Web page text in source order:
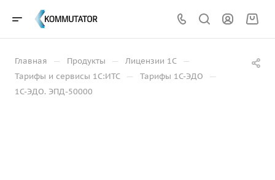
Главная — Продукты — Лицензии 1С —
Тарифы и сервисы 1С:ИТС — Тарифы 1С-ЭДО —
1С-ЭДО. ЭПД-50000